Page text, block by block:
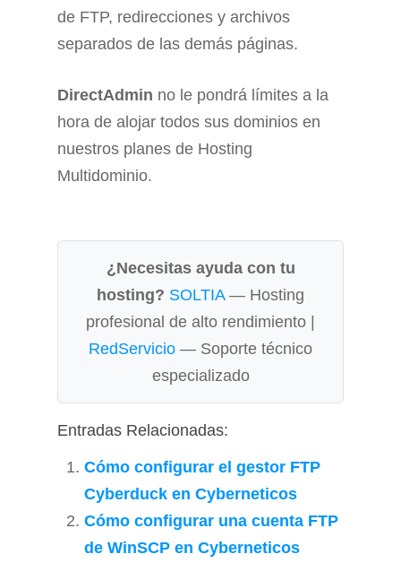
de FTP, redirecciones y archivos
separados de las demás páginas.
DirectAdmin no le pondrá límites a la
hora de alojar todos sus dominios en
nuestros planes de Hosting
Multidominio.
¿Necesitas ayuda con tu
hosting? SOLTIA— Hosting
profesional de alto rendimiento |
RedServicio — Soporte técnico
especializado
Entradas Relacionadas:
Cómo configurar el gestor FTP
Cyberduck en Cyberneticos
Cómo configurar una cuenta FTP
de WinSCP en Cyberneticos